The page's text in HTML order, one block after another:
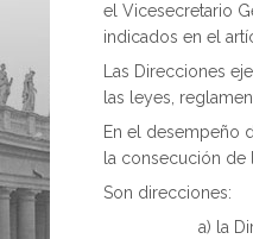
el Vicesecretario
indicados en el
Las Direcciones
las leyes,
En el desempeño
la consecución de
Son direcciones:
a) la